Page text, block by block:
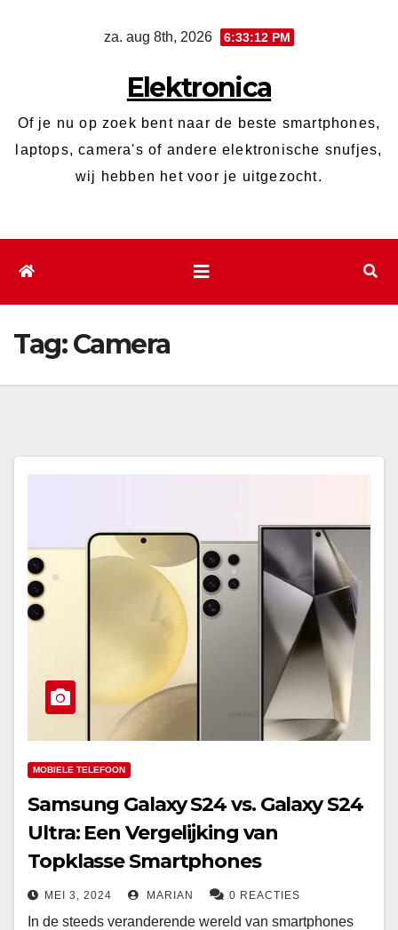
za. aug 8th, 2026 6:33:12 PM
Elektronica
Of je nu op zoek bent naar de beste smartphones,
laptops, camera's of andere elektronische snufjes,
wij hebben het voor je uitgezocht.
Tag:Camera
MOBIELE TELEFOON
Samsung Galaxy S24 vs. Galaxy S24
Ultra: Een Vergelijking van
Topklasse Smartphones
MEI 3, 2024 MARIAN 0 REACTIES
In de steeds veranderende wereld van smartphones